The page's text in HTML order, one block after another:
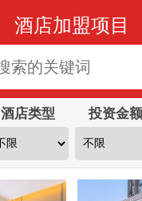
酒店加盟项目
酒店类型 投资金额